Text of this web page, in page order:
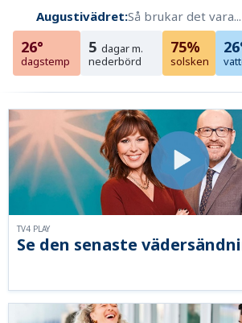
Augustivädret:Så brukar det vara...
26°
dagstemp
5 dagar m.
nederbörd
75%
solsken
Se den senaste
TV4 PLAY